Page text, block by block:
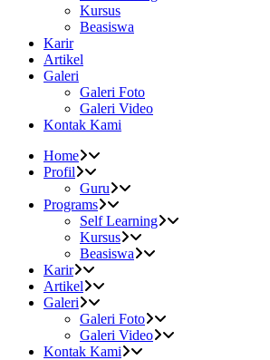
Kursus
Beasiswa
Karir
Artikel
Galeri
Galeri Foto
Galeri Video
Kontak Kami
Home
Profil
Guru
Programs
Self Learning
Kursus
Beasiswa
Karir
Artikel
Galeri
Galeri Foto
Galeri Video
Kontak Kami